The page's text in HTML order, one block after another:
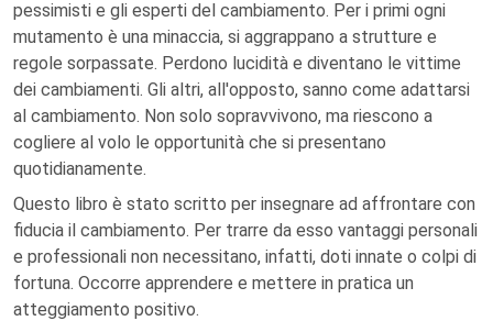
pessimisti e gli esperti del cambiamento. Per i primi ogni
mutamento è una minaccia, si aggrappano a strutture e
regole sorpassate. Perdono lucidità e diventano le vittime
dei cambiamenti. Gli altri, all'opposto, sanno come adattarsi
al cambiamento. Non solo sopravvivono, ma riescono a
cogliere al volo le opportunità che si presentano
quotidianamente.
Questo libro è stato scritto per insegnare ad affrontare con
fiducia il cambiamento. Per trarre da esso vantaggi personali
e professionali non necessitano, infatti, doti innate o colpi di
fortuna. Occorre apprendere e mettere in pratica un
atteggiamento positivo.